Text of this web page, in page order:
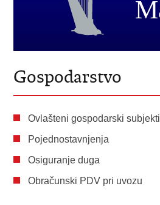
Gospodarstvo
Ovlašteni gospodarski subjekti
Pojednostavnjenja
Osiguranje duga
Obračunski PDV pri uvozu